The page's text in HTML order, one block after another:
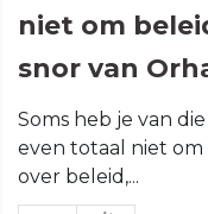
niet om
snor van
Soms heb je van
even totaal niet om
over beleid,...